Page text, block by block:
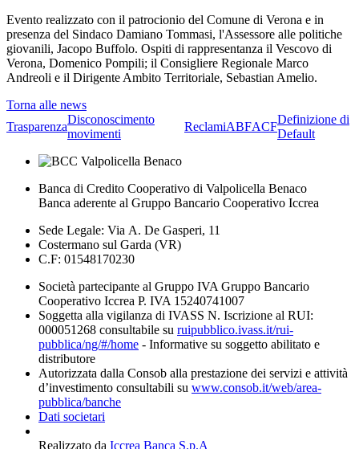
Evento realizzato con il patrocionio del Comune di Verona e in
presenza del Sindaco Damiano Tommasi, l'Assessore alle politiche
giovanili, Jacopo Buffolo. Ospiti di rappresentanza il Vescovo di
Verona, Domenico Pompili; il Consigliere Regionale Marco
Andreoli e il Dirigente Ambito Territoriale, Sebastian Amelio.
Torna alle news
Trasparenza
Disconoscimento
movimenti
ReclamiABFACF
Definizione di
Default
Banca di Credito Cooperativo di Valpolicella Benaco
Banca aderente al Gruppo Bancario Cooperativo Iccrea
Sede Legale: Via A. De Gasperi, 11
Costermano sul Garda (VR)
C.F: 01548170230
Società partecipante al Gruppo IVA Gruppo Bancario
Cooperativo Iccrea P. IVA 15240741007
Soggetta alla vigilanza di IVASS N. Iscrizione al RUI:
000051268 consultabile su ruipubblico.ivass.it/rui-
pubblica/ng/#/home - Informative su soggetto abilitato e
distributore
Autorizzata dalla Consob alla prestazione dei servizi e attività
d’investimento consultabili su www.consob.it/web/area-
pubblica/banche
Dati societari
Realizzato da Iccrea Banca S.p.A